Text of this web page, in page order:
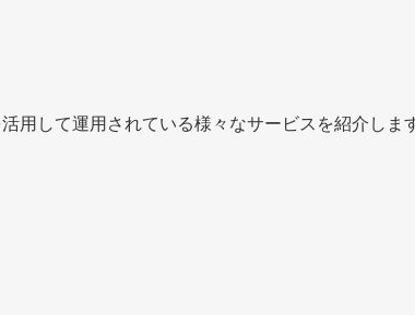
用して運用されている様々なサービスを紹介しま